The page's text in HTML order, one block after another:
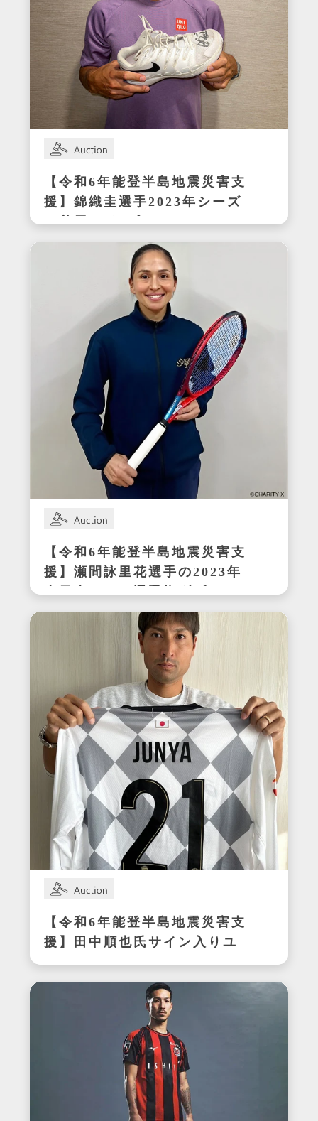
【令和6年能登半島地震災害支
援】錦織圭選手2023年シーズ
ン着用サイン入りテニスシュ
ーズ
【令和6年能登半島地震災害支
援】瀬間詠里花選手の2023年
全日本テニス選手権ダブルス
優勝時サイン入りラケット
【令和6年能登半島地震災害支
援】田中順也氏サイン入りユ
ニフォーム